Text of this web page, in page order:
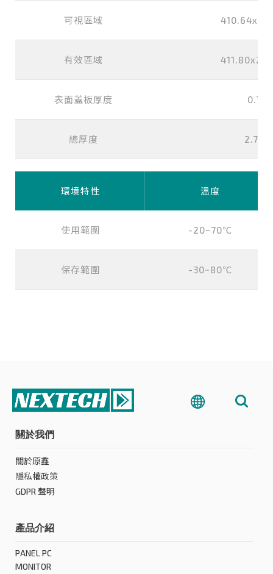
可視區域
有效區域
表面蓋板厚度
總厚度
環境特性 溫度
使用範圍 -20~70℃
保存範圍 -30~80℃
關於我們
關於原鑫
隱私權政策
GDPR 聲明
產品介紹
PANEL PC
MONITOR